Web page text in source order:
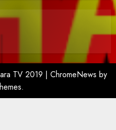
TV 2019 | ChromeNews by